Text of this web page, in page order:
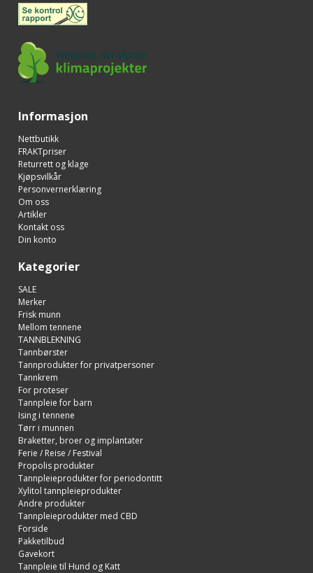
Informasjon
Nettbutikk
FRAKTpriser
Returrett og klage
Kjøpsvilkår
Personvernerklæring
Om oss
Artikler
Kontakt oss
Din konto
Kategorier
SALE
Merker
Frisk munn
Mellom tennene
TANNBLEKNING
Tannbørster
Tannprodukter for privatpersoner
Tannkrem
For proteser
Tannpleie for barn
Ising i tennene
Tørr i munnen
Braketter, broer og implantater
Ferie / Reise / Festival
Propolis produkter
Tannpleieprodukter for periodontitt
Xylitol tannpleieprodukter
Andre produkter
Tannpleieprodukter med CBD
Forside
Pakketilbud
Gavekort
Tannpleie til Hund og Katt